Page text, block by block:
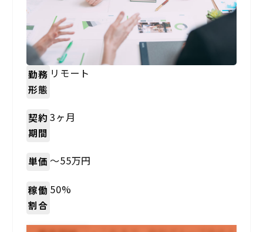
勤務
形態
リモート
契約
期間
3ヶ月
単価 〜55万円
稼働
割合
50%